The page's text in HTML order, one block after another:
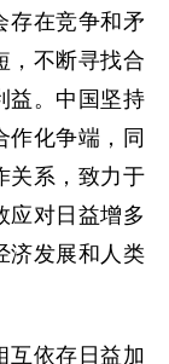
在竞争和矛
，不断寻找合
益。中国坚持
作化争端，同
关系，致力于
应对日益增多
济发展和人类
依存日益加